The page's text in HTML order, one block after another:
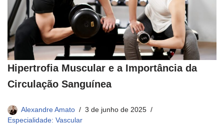
Hipertrofia Muscular e a Importância da
Circulação Sanguínea
Alexandre Amato
3 de junho de 2025
Especialidade: Vascular